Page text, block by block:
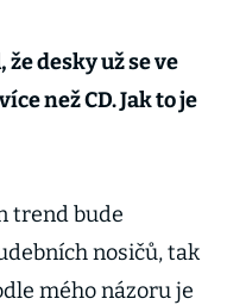
desky už se ve
než CD. Jak to je
trend bude
nosičů, tak
mého názoru je